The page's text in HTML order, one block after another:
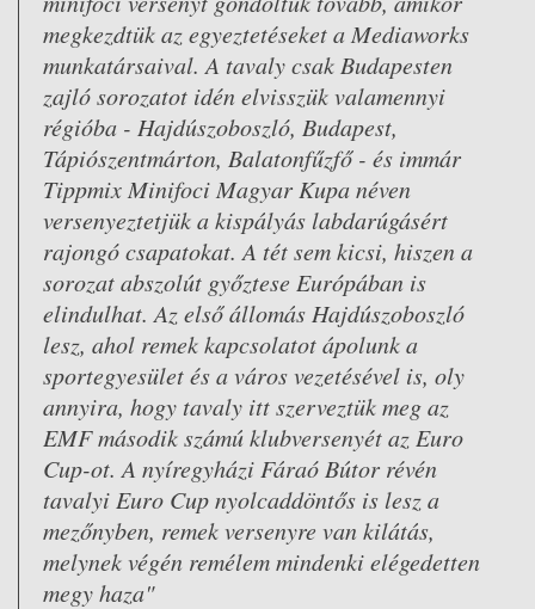
megkezdtük az egyeztetéseket a Mediaworks
munkatársaival. A tavaly csak Budapesten
zajló sorozatot idén elvisszük valamennyi
régióba - Hajdúszoboszló, Budapest,
Tápiószentmárton, Balatonfűzfő - és immár
Tippmix Minifoci Magyar Kupa néven
versenyeztetjük a kispályás labdarúgásért
rajongó csapatokat. A tét sem kicsi, hiszen a
sorozat abszolút győztese Európában is
elindulhat. Az első állomás Hajdúszoboszló
lesz, ahol remek kapcsolatot ápolunk a
sportegyesület és a város vezetésével is, oly
annyira, hogy tavaly itt szerveztük meg az
EMF második számú klubversenyét az Euro
Cup-ot. A nyíregyházi Fáraó Bútor révén
tavalyi Euro Cup nyolcaddöntős is lesz a
mezőnyben, remek versenyre van kilátás,
melynek végén remélem mindenki elégedetten
megy haza"